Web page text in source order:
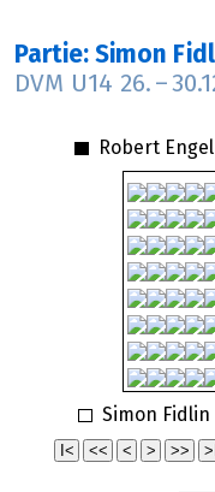
Partie: Simon
DVM U14 26. –
Robert
Simon Fidlin